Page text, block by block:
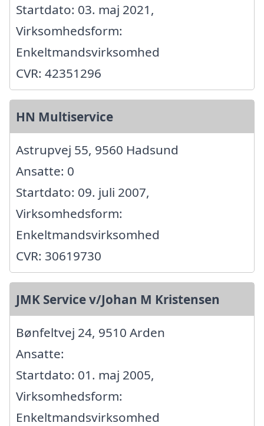
Startdato: 03. maj 2021,
Virksomhedsform:
Enkeltmandsvirksomhed
CVR: 42351296
HN Multiservice
Astrupvej 55, 9560 Hadsund
Ansatte: 0
Startdato: 09. juli 2007,
Virksomhedsform:
Enkeltmandsvirksomhed
CVR: 30619730
JMK Service v/Johan M Kristensen
Bønfeltvej 24, 9510 Arden
Ansatte:
Startdato: 01. maj 2005,
Virksomhedsform:
Enkeltmandsvirksomhed